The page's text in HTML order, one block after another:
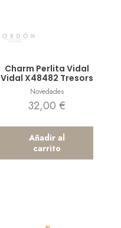
Charm Perlita Vidal
Vidal X48482 Tresors
Novedades
32,00 €
Añadir al
carrito